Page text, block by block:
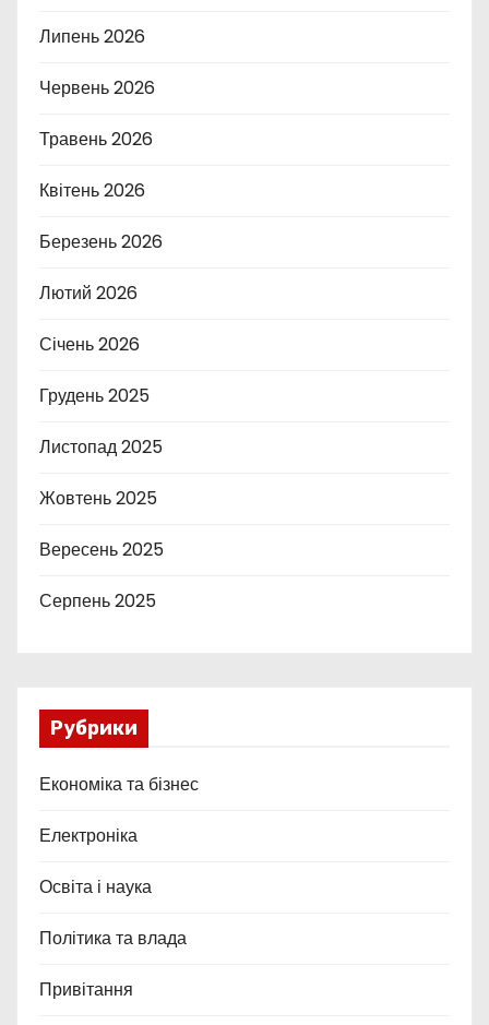
Липень 2026
Червень 2026
Травень 2026
Квітень 2026
Березень 2026
Лютий 2026
Січень 2026
Грудень 2025
Листопад 2025
Жовтень 2025
Вересень 2025
Серпень 2025
Рубрики
Економіка та бізнес
Електроніка
Освіта і наука
Політика та влада
Привітання